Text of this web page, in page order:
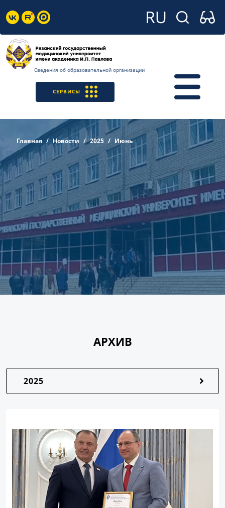
Сведения об образовательной организации
СЕРВИСЫ
Главная Новости 2025 Июнь
АРХИВ
2025